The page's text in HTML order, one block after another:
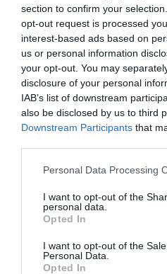
section to confirm your
opt-out request is processed
interest-based ads based on
us or personal information
your opt-out. You may
disclosure of your personal
IAB’s list of downstream
also be disclosed by us to third
Downstream Participants that
Personal Data Processing
I want to opt-out of the
personal data.
Opted In
I want to opt-out of the
Personal Data.
Opted In
Ακολουθήστε το
News
για άμεση και
ενημέρωση!
TAGS: ΑΓΙΑ ΠΑΡΑΣΚΕΥΗ
ΕΛΛΗΝΙΚΗ ΑΣΤΥΝΟΜΙΑ